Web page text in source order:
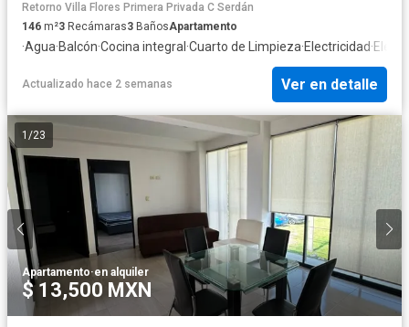
Retorno Villa Flores Primera Privada C Serdán
146 m²3 Recámaras3 BañosApartamento
·Agua·Balcón·Cocina integral ·Cuarto de Limpieza·Electricidad·
Actualizado hace 2 semanas Ver en detalle
1 /23
Apartamento·en alquiler
$ 13,500 MXN